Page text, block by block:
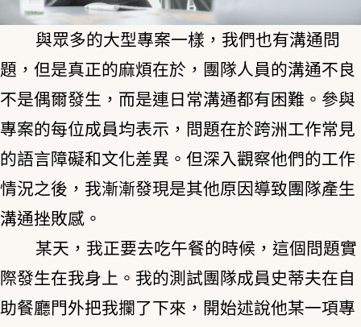
與眾多的大型專案一樣，我們也有溝通問
題，但是真正的麻煩在於，團隊人員的溝通不良
不是偶爾發生，而是連日常溝通都有困難。參與
專案的每位成員均表示，問題在於跨洲工作常見
的語言障礙和文化差異。但深入觀察他們的工作
情況之後，我漸漸發現是其他原因導致團隊產生
溝通挫敗感。
某天，我正要去吃午餐的時候，這個問題實
際發生在我身上。我的測試團隊成員史蒂夫在自
助餐廳門外把我攔了下來，開始述說他某一項專